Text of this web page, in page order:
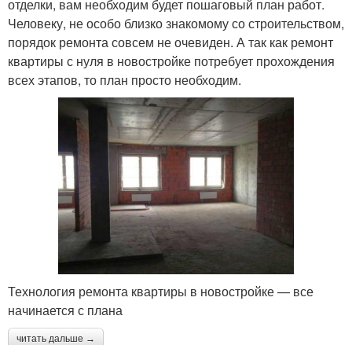
отделки, вам необходим будет пошаговый план работ.
Человеку, не особо близко знакомому со строительством,
порядок ремонта совсем не очевиден. А так как ремонт
квартиры с нуля в новостройке потребует прохождения
всех этапов, то план просто необходим.
Технология ремонта квартиры в новостройке — все
начинается с плана
читать дальше →